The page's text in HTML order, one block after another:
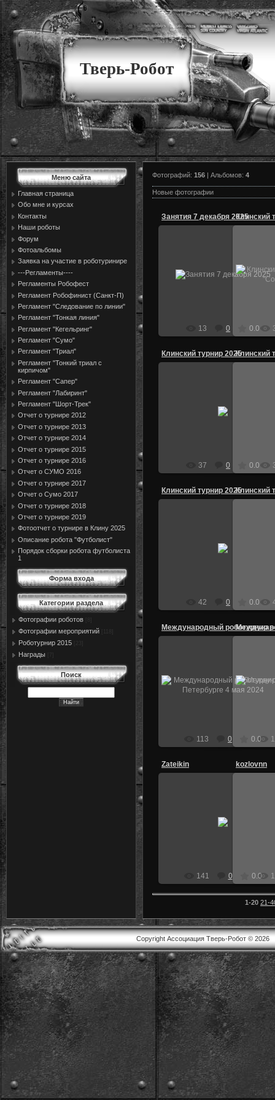
Тверь-Робот
Меню сайта
Главная страница
Обо мне и курсах
Контакты
Наши роботы
Форум
Фотоальбомы
Заявка на участие в роботуринире
---Регламенты----
Регламенты Робофест
Регламент Робофинист (Санкт-П)
Регламент "Следование по линии"
Регламент "Тонкая линия"
Регламент "Кегельринг"
Регламент "Сумо"
Регламент "Триал"
Регламент "Тонкий триал с
кирпичом"
Регламент "Сапер"
Регламент "Лабиринт"
Регламент "Шорт-Трек"
Отчет о турнире 2012
Отчет о турнире 2013
Отчет о турнире 2014
Отчет о турнире 2015
Отчет о турнире 2016
Отчет о СУМО 2016
Отчет о турнире 2017
Отчет о Сумо 2017
Отчет о турнире 2018
Отчет о турнире 2019
Фотоотчет о турнире в Клину 2025
Описание робота "Футболист"
Порядок сборки робота футболиста
1
Форма входа
Категории раздела
Фотографии роботов
Фотографии мероприятий
Роботурнир 2015
Награды
Поиск
Фотографий: 156 | Альбомов: 4
Новые фотографии
Занятия 7 декабря 2025
Занятия 7 декабря 2025
13 0 0.0
Клинский турнир 2025
37 0 0.0
Клинский
Клинский турнир 2025
42 0 0.0
Клинский
Международный роботурнир в
Петербурге 4 мая 2024
113 0 0.0
Zateikin
141 0 0.0
kozlovnn
1-20 21-
Copyright Ассоциация Тверь-Робот © 2026